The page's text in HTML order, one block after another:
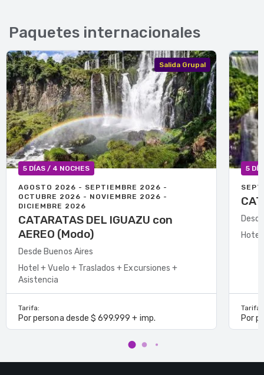
Paquetes internacionales
Salida Grupal
5 DÍAS / 4 NOCHES
AGOSTO 2026 - SEPTIEMBRE 2026 -
OCTUBRE 2026 - NOVIEMBRE 2026 -
DICIEMBRE 2026
CATARATAS DEL IGUAZU con
AEREO (Modo)
Desde Buenos Aires
Hotel + Vuelo + Traslados + Excursiones +
Asistencia
Tarifa:
Por persona desde $ 699.999 + imp.
5
Hotel
Tarifa:
Por